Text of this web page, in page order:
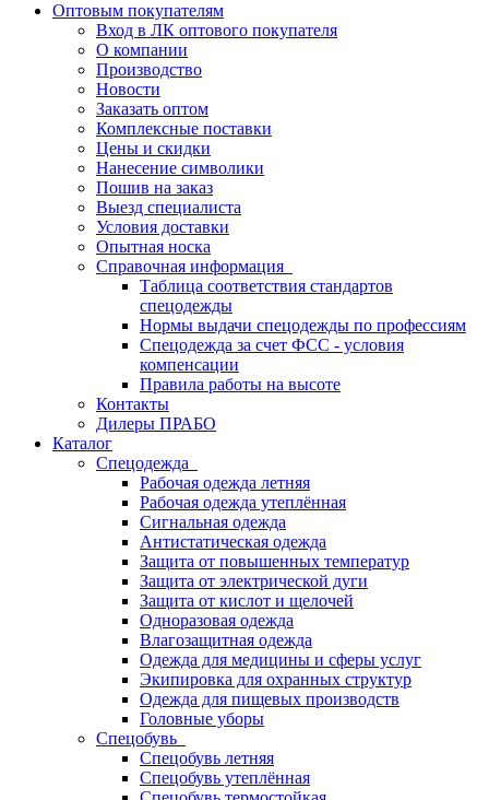
Оптовым покупателям
Вход в ЛК оптового покупателя
О компании
Производство
Новости
Заказать оптом
Комплексные поставки
Цены и скидки
Нанесение символики
Пошив на заказ
Выезд специалиста
Условия доставки
Опытная носка
Справочная информация
Таблица соответствия стандартов
спецодежды
Нормы выдачи спецодежды по профессиям
Спецодежда за счет ФСС - условия
компенсации
Правила работы на высоте
Контакты
Дилеры ПРАБО
Каталог
Спецодежда
Рабочая одежда летняя
Рабочая одежда утеплённая
Сигнальная одежда
Антистатическая одежда
Защита от повышенных температур
Защита от электрической дуги
Защита от кислот и щелочей
Одноразовая одежда
Влагозащитная одежда
Одежда для медицины и сферы услуг
Экипировка для охранных структур
Одежда для пищевых производств
Головные уборы
Спецобувь
Спецобувь летняя
Спецобувь утеплённая